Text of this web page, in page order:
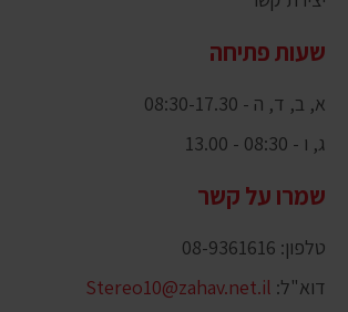
שעות פתיחה
א, ב, ד, ה - 08:30-17.30
ג, ו - 08:30 - 13.00
שמרו על קשר
טלפון: 08-9361616
דוא"ל: Stereo10@zahav.net.il